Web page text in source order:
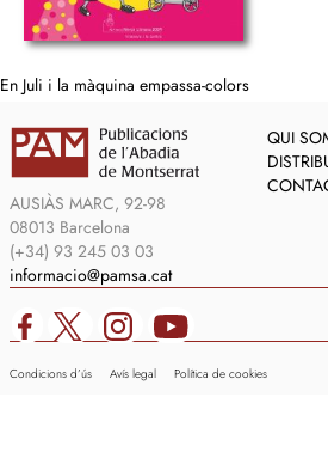
En Juli i la màquina empassa-colors
AUSIÀS MARC, 92-98
08013 Barcelona
(+34) 93 245 03 03
informacio@pamsa.cat
QUI
Condicions d’ús Avís legal Política de cookies